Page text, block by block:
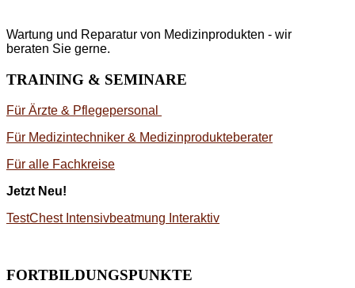
Wartung und Reparatur von Medizinprodukten - wir
beraten Sie gerne.
TRAINING & SEMINARE
Für Ärzte & Pflegepersonal
Für Medizintechniker & Medizinprodukteberater
Für alle Fachkreise
Jetzt Neu!
TestChest Intensivbeatmung Interaktiv
FORTBILDUNGSPUNKTE